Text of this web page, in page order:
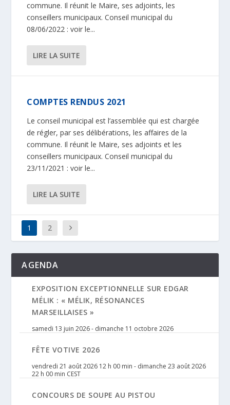
commune. Il réunit le Maire, ses adjoints, les
conseillers municipaux. Conseil municipal du
08/06/2022 : voir le...
LIRE LA SUITE
COMPTES RENDUS 2021
Le conseil municipal est l’assemblée qui est chargée
de régler, par ses délibérations, les affaires de la
commune. Il réunit le Maire, ses adjoints et les
conseillers municipaux. Conseil municipal du
23/11/2021 : voir le...
LIRE LA SUITE
1 2
AGENDA
EXPOSITION EXCEPTIONNELLE SUR EDGAR
MÉLIK : « MÉLIK, RÉSONANCES
MARSEILLAISES »
samedi 13 juin 2026- dimanche 11 octobre 2026
FÊTE VOTIVE 2026
vendredi 21 août 2026 12 h 00 min - dimanche 23 août 2026
22 h 00 min CEST
CONCOURS DE SOUPE AU PISTOU